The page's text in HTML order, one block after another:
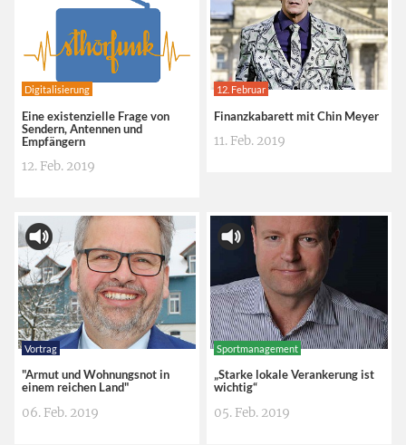
Digitalisierung
Eine existenzielle Frage von
Sendern, Antennen und
Empfängern
12. Feb. 2019
12. Februar
Finanzkabarett mit Chin Meyer
11. Feb. 2019
Vortrag
"Armut und Wohnungsnot in
einem reichen Land"
06. Feb. 2019
Sportmanagement
„Starke lokale Verankerung ist
wichtig“
05. Feb. 2019